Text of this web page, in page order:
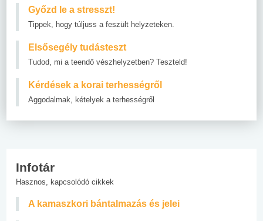
Győzd le a stresszt!
Tippek, hogy túljuss a feszült helyzeteken.
Elsősegély tudásteszt
Tudod, mi a teendő vészhelyzetben? Teszteld!
Kérdések a korai terhességről
Aggodalmak, kételyek a terhességről
Infotár
Hasznos, kapcsolódó cikkek
A kamaszkori bántalmazás és jelei